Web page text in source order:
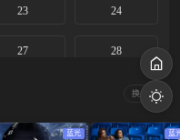
23 24
27 28
35 36
换一换
蓝光 蓝